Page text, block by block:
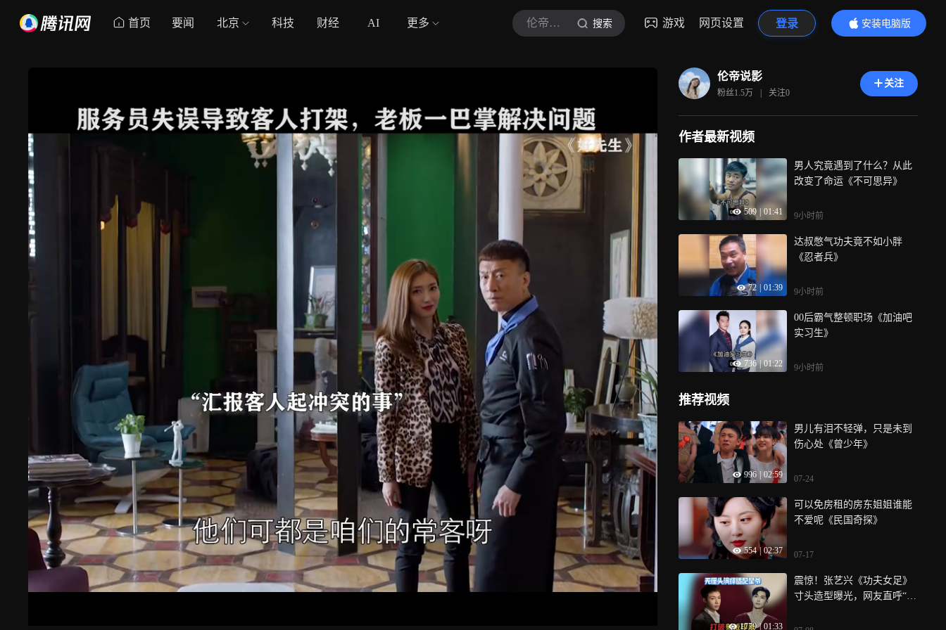
首页 要闻 北京 科技 财经 AI 更多 伦帝说影 搜索 游戏 网页设置 登录
安装电脑版
内容更精彩
伦帝说影
粉丝1.5万 | 关注0
关注
作者最新视频
509 01:41
男人究竟遇到了什么？从此
改变了命运《不可思异》
9小时前
72 01:39
达叔憋气功夫竟不如小胖
《忍者兵》
9小时前
736 | 01:22
00后霸气整顿职场《加油吧
实习生》
9小时前
推荐视频
996 02:59
男儿有泪不轻弹，只是未到
伤心处《曾少年》
07-24
554 | 02:37
可以免房租的房东姐姐谁能
不爱呢《民国奇探》
07-17
1779 | 01:33
震惊！张艺兴《功夫女足》
寸头造型曝光，网友直呼“反